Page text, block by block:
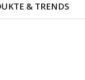
& TRENDS